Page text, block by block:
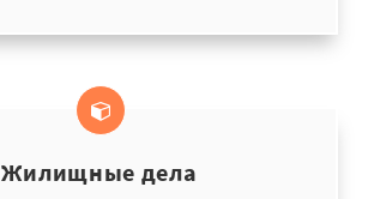
Жилищные дела